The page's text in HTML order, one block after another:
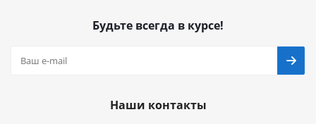
Будьте всегда в курсе!
Наши контакты